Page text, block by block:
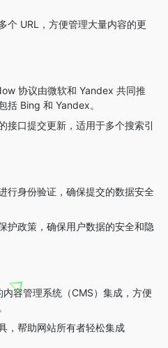
个 URL，方便管理大量内容的更
协议由微软和 Yandex 共同推
括 Bing 和 Yandex。
接口提交更新，适用于多个搜索引
行身份验证，确保提交的数据安全
护政策，确保用户数据的安全和隐
内容管理系统（CMS）集成，方便
，帮助网站所有者轻松集成